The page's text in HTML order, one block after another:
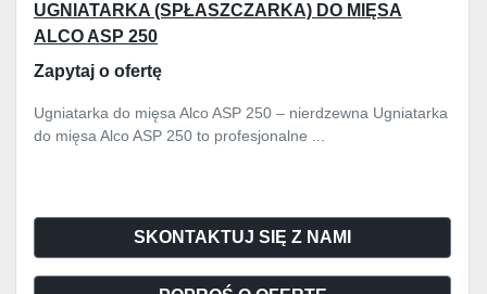
UGNIATARKA (SPŁASZCZARKA) DO MIĘSA
ALCO ASP 250
Zapytaj o ofertę
Ugniatarka do mięsa Alco ASP 250 – nierdzewna Ugniatarka
do mięsa Alco ASP 250 to profesjonalne ...
SKONTAKTUJ SIĘ Z NAMI